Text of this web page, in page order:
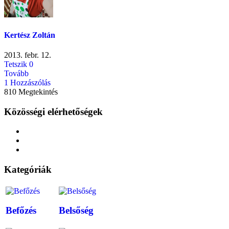
Kertész Zoltán
2013. febr. 12.
Tetszik 0
Tovább
1 Hozzászólás
810 Megtekintés
Közösségi elérhetőségek
Kategóriák
Befőzés Belsőség